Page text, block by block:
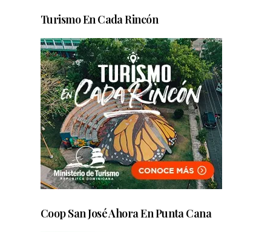
Turismo En Cada Rincón
Coop San José Ahora En Punta Cana